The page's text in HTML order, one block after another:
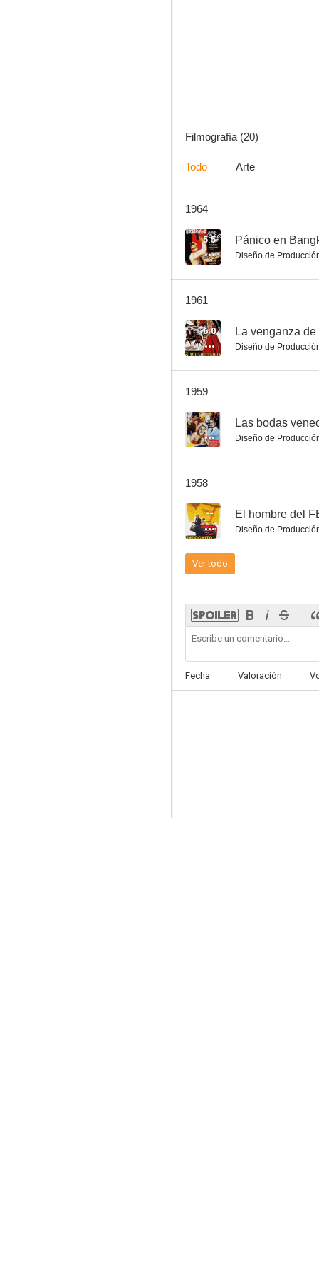
Filmografía (20)
Todo Arte
1964
5.5 Pánico en
Diseño de
1961
6.0 La venganza
Diseño de
1959
-- Las bodas
Diseño de
1958
-- El hombre del
Diseño de
Ver todo
Fecha Valoración